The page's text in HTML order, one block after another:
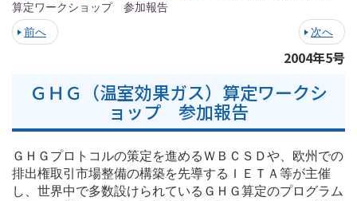
算定ワークショップ 参加報告
前へ
次へ
2004年5号
ＧＨＧ（温室効果ガス）算定ワークシ
ョップ 参加報告
ＧＨＧプロトコルの策定を進めるＷＢＣＳＤや、欧州での
排出権取引市場整備の構築を先導するＩＥＴＡ等が主催
し、世界中で多数設けられているＧＨＧ算定のプログラム